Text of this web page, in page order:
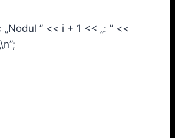
” << i + 1 << „: ” <<